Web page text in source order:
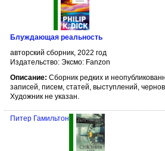
Блуждающая реальность
авторский сборник, 2022 год
Издательство: Эксмо: Fanzon
Описание: Сборник редких и
записей, писем, статей, выступлений,
Художник не указан.
Питер Гамильтон